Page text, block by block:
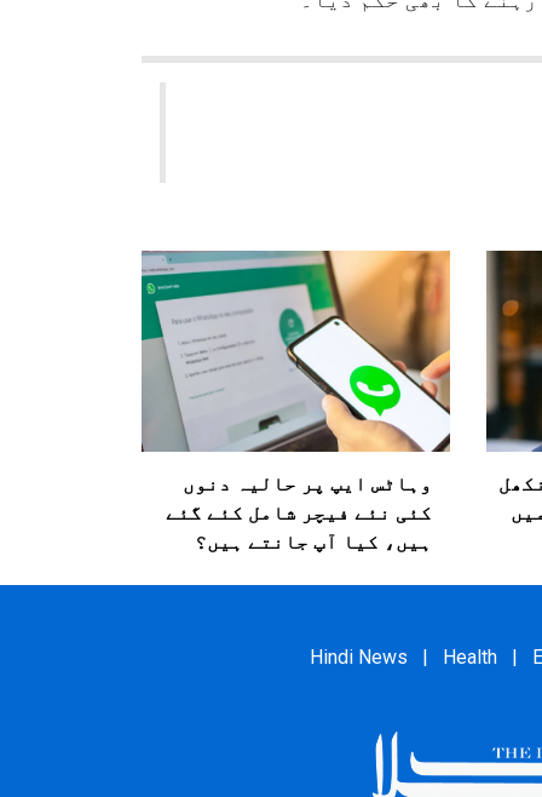
وہاٹس ایپ پر حالیہ دنوں
کئی نئے فیچر شامل کئے گئے
ہیں، کیا آپ جانتے ہیں؟
Hindi News | Health |